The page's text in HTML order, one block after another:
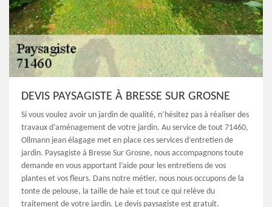
DEVIS PAYSAGISTE À BRESSE SUR GROSNE
Si vous voulez avoir un jardin de qualité, n’hésitez pas à réaliser des
travaux d’aménagement de votre jardin. Au service de tout 71460,
Ollmann jean élagage met en place ces services d’entretien de
jardin. Paysagiste à Bresse Sur Grosne, nous accompagnons toute
demande en vous apportant l’aide pour les entretiens de vos
plantes et vos fleurs. Dans notre métier, nous nous occupons de la
tonte de pelouse, la taille de haie et tout ce qui relève du
traitement de votre jardin. Le devis paysagiste est gratuit.